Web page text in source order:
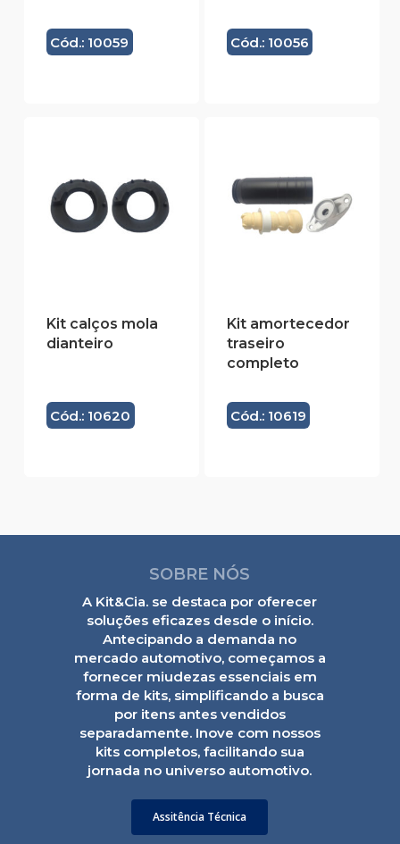
Cód.: 10059 Cód.: 10056
Kit calços mola
dianteiro
Cód.: 10620
Kit amortecedor
traseiro
completo
Cód.: 10619
SOBRE NÓS
A Kit&Cia. se destaca por oferecer
soluções eficazes desde o início.
Antecipando a demanda no
mercado automotivo, começamos a
fornecer miudezas essenciais em
forma de kits, simplificando a busca
por itens antes vendidos
separadamente. Inove com nossos
kits completos, facilitando sua
jornada no universo automotivo.
Assitência Técnica